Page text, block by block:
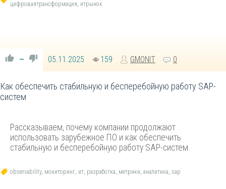
цифроваятрансформация, итрынок
— 05.11.2025 159 GMONIT 0
Как обеспечить стабильную и бесперебойную работу SAP-
систем
Рассказываем, почему компании продолжают
использовать зарубежное ПО и как обеспечить
стабильную и бесперебойную работу SAP-систем.
observability, мониторинг, ит, разработка, метрики, аналитика, sap